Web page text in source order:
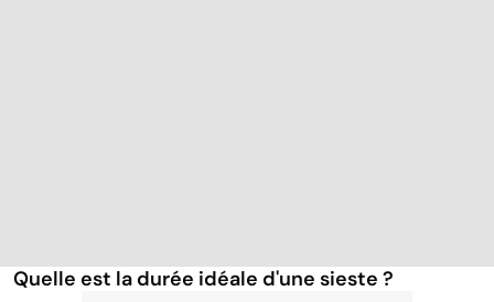
Quelle est la durée idéale d'une sieste ?